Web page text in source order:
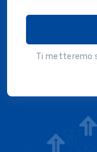
Ti metteremo